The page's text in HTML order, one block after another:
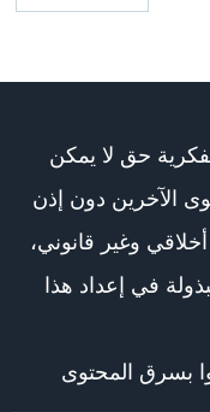
حق لا يمكن
الآخرين دون إذن
وغير قانوني،
في إعداد هذا
بسرق المحتوى